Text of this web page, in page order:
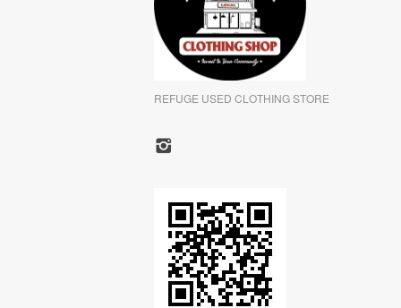
REFUGE USED CLOTHING STORE